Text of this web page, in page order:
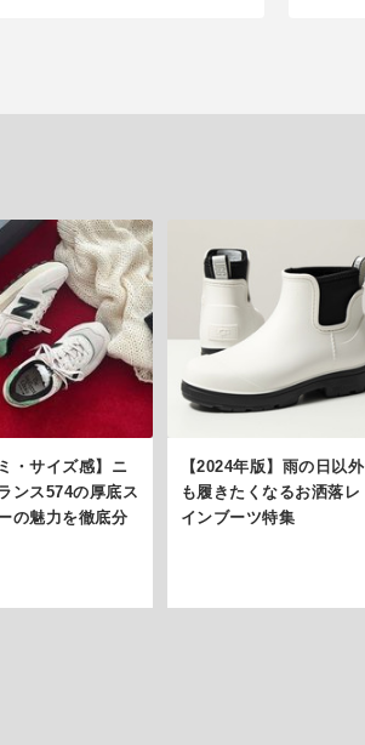
・サイズ感】ニ
ンス574の厚底ス
の魅力を徹底分
【2024年版】雨の日以外
も履きたくなるお洒落レ
インブーツ特集